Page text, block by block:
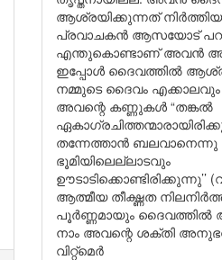
ആശ്രയിക്കുന്നത്
പ്രവാചകൻ ആസയോട്
എന്തുകൊണ്ടാണ് അവൻ
ഇപ്പോൾ ദൈവത്തിൽ
നമ്മുടെ ദൈവം
അവന്റെ കണ്ണുകൾ “തങ്കൽ
തന്നേത്താൻ ബലവാനെന്നു
ഭൂമിയിലെല്ലാടവും
ഊടാടിക്കൊണ്ടിരിക്കുന്നു’’
ആത്മീയ തീക്ഷ്ണത
പൂർണ്ണമായും ദൈവത്തിൽ
നാം അവന്റെ ശക്തി
വിറ്റ്മെർ